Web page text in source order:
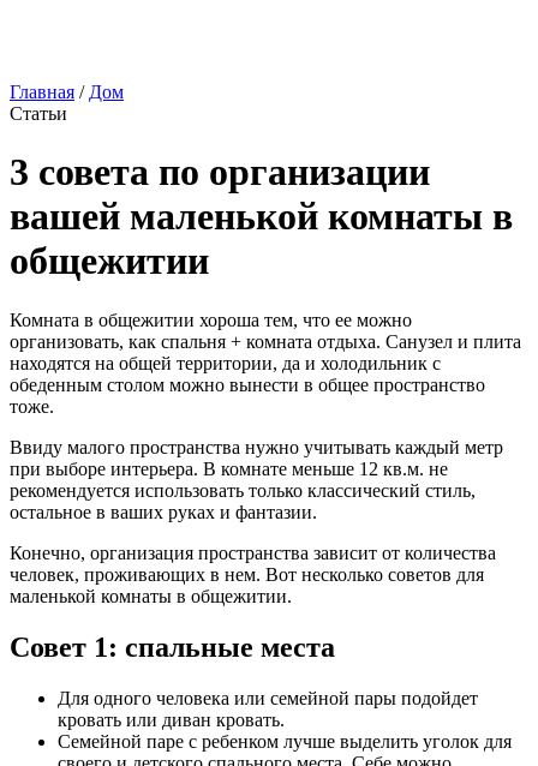
Главная / Дом
Статьи
3 совета по организации
вашей маленькой комнаты в
общежитии
Комната в общежитии хороша тем, что ее можно
организовать, как спальня + комната отдыха. Санузел и плита
находятся на общей территории, да и холодильник с
обеденным столом можно вынести в общее пространство
тоже.
Ввиду малого пространства нужно учитывать каждый метр
при выборе интерьера. В комнате меньше 12 кв.м. не
рекомендуется использовать только классический стиль,
остальное в ваших руках и фантазии.
Конечно, организация пространства зависит от количества
человек, проживающих в нем. Вот несколько советов для
маленькой комнаты в общежитии.
Совет 1: спальные места
Для одного человека или семейной пары подойдет
кровать или диван кровать.
Семейной паре с ребенком лучше выделить уголок для